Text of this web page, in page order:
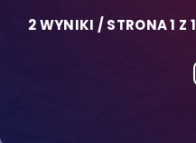
2 WYNIKI / STRONA 1 Z 1